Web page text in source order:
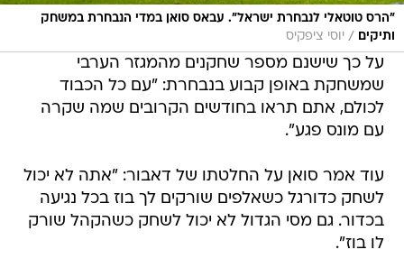
"הרס טוטאלי לנבחרת ישראל". עבאס סואן במדי הנבחרת במשחק
ותיקים / יוסי ציפקיס
על כך שישנם מספר שחקנים מהמגזר הערבי
שמשחקת באופן קבוע בנבחרת: "עם כל הכבוד
לכולם, אתם תראו בחודשים הקרובים שמה שקרה
עם מונס פגע".
עוד אמר סואן על החלטתו של דאבור: "אתה לא יכול
לשחק כדורגל כשאלפים שורקים לך בוז בכל נגיעה
בכדור. גם מסי הגדול לא יכול לשחק כשהקהל שורק
לו בוז".